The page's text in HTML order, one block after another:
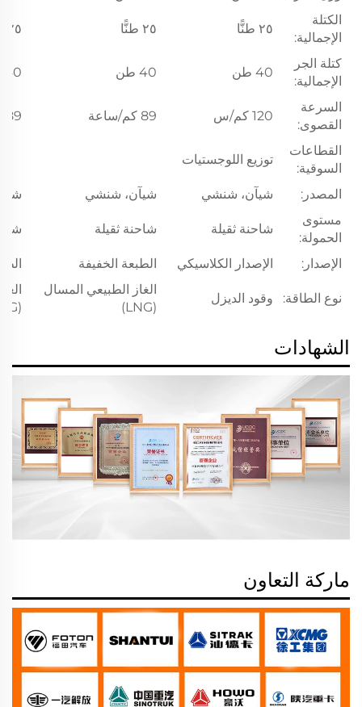
الكتلة
الإجمالية:
٢٥ طنًّا ٢٥ طنًّا ٢٥ طنًّا
كتلة الجر
الإجمالية:
40 طن 40 طن 40 طن
السرعة
القصوى:
120 كم/س 89 كم/ساعة 89 كم/ساعة
القطاعات
السوقية:
توزيع اللوجستيات
المصدر: شيآن، شنشي شيآن، شنشي
مستوى
الحمولة:
شاحنة ثقيلة شاحنة ثقيلة
الإصدار: الإصدار الكلاسيكي الطبعة الخفيفة
نوع الطاقة: وقود الديزل
الغاز الطبيعي المسال
(LNG)
(LNG)
الشهادات
ماركة التعاون